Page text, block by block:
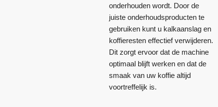
onderhouden wordt. Door de
juiste onderhoudsproducten te
gebruiken kunt u kalkaanslag en
koffieresten effectief verwijderen.
Dit zorgt ervoor dat de machine
optimaal blijft werken en dat de
smaak van uw koffie altijd
voortreffelijk is.